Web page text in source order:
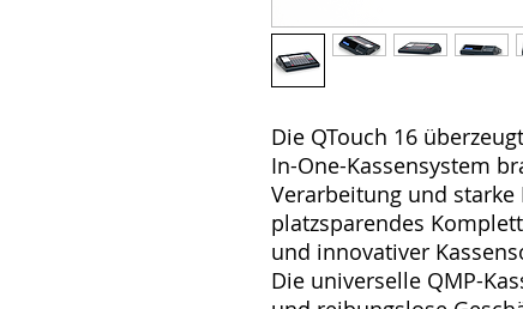
Die QTouch 16
In-One-Kassensystem
Verarbeitung und
platzsparendes
und innovativer
Die universelle QMP-